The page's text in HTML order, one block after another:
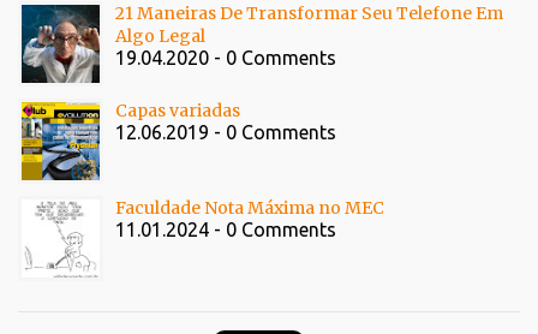
21 Maneiras De Transformar Seu Telefone Em
Algo Legal
19.04.2020 - 0 Comments
Capas variadas
12.06.2019 - 0 Comments
Faculdade Nota Máxima no MEC
11.01.2024 - 0 Comments